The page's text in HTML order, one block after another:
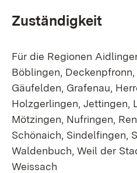
Zuständigkeit
Für die Regionen
Böblingen,
Gäufelden, Grafenau,
Holzgerlingen, Jettingen,
Mötzingen, Nufringen,
Schönaich, Sindelfingen,
Waldenbuch, Weil der
Weissach